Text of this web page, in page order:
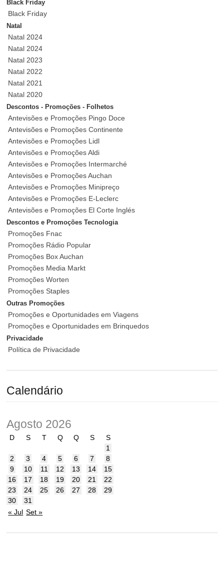
Black Friday
Black Friday
Natal
Natal 2024
Natal 2024
Natal 2023
Natal 2022
Natal 2021
Natal 2020
Descontos - Promoções - Folhetos
Antevisões e Promoções Pingo Doce
Antevisões e Promoções Continente
Antevisões e Promoções Lidl
Antevisões e Promoções Aldi
Antevisões e Promoções Intermarché
Antevisões e Promoções Auchan
Antevisões e Promoções Minipreço
Antevisões e Promoções E-Leclerc
Antevisões e Promoções El Corte Inglés
Descontos e Promoções Tecnologia
Promoções Fnac
Promoções Rádio Popular
Promoções Box Auchan
Promoções Media Markt
Promoções Worten
Promoções Staples
Outras Promoções
Promoções e Oportunidades em Viagens
Promoções e Oportunidades em Brinquedos
Privacidade
Política de Privacidade
Calendário
Agosto 2026
D S T Q Q S
S
1
2
3 4 5 6 7
8
9
10 11 12 13 14
15
16
17 18 19 20 21
22
23
24 25 26 27 28
29
30
31
« Jul Set »